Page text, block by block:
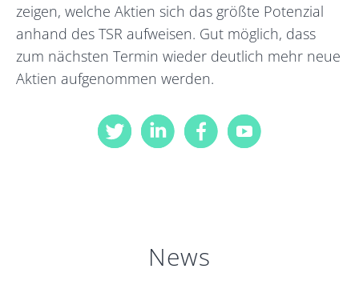
zeigen, welche Aktien sich das größte Potenzial
anhand des TSR aufweisen. Gut möglich, dass
zum nächsten Termin wieder deutlich mehr neue
Aktien aufgenommen werden.
News